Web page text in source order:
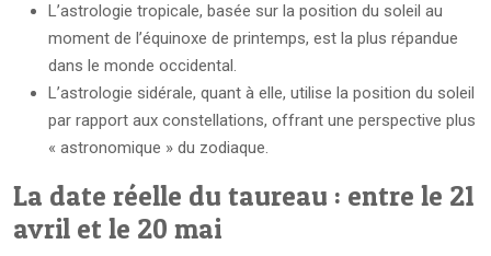
L’astrologie tropicale, basée sur la position du soleil au
moment de l’équinoxe de printemps, est la plus répandue
dans le monde occidental.
L’astrologie sidérale, quant à elle, utilise la position du soleil
par rapport aux constellations, offrant une perspective plus
« astronomique » du zodiaque.
La date réelle du taureau : entre le 21
avril et le 20 mai